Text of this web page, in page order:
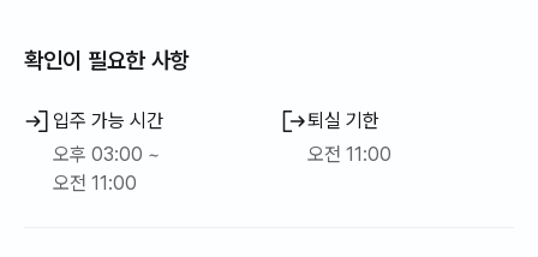
확인이 필요한 사항
입주 가능 시간
오후 03:00 ~
오전 11:00
퇴실 기한
오전 11:00